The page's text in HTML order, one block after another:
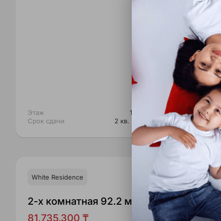
Этаж
1 из 4
Срок сдачи
2 кв. 2026
Этаж
Срок
White Residence
2-x комнатная 92.2 м²
81,735,300 ₸
White
2-x